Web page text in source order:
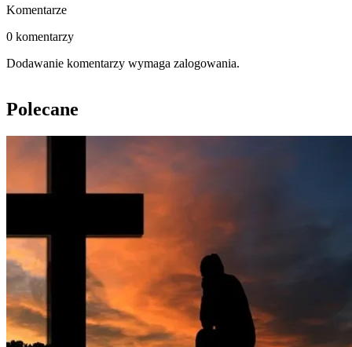
Komentarze
0 komentarzy
Dodawanie komentarzy wymaga zalogowania.
Polecane